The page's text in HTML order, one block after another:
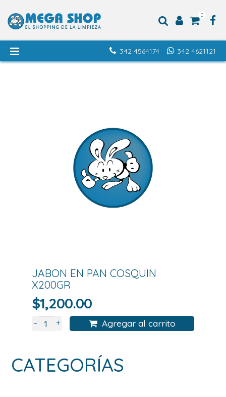
0
342 4621121
342 4564174
JABON EN PAN COSQUIN
X200GR
$1,200.00
- + Agregar al carrito
CATEGORÍAS